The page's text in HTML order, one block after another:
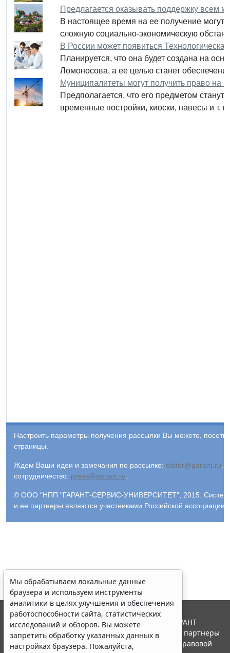
Предлагается оказывать поддержку всем
В настоящее время на ее получение могут
сложную социально-экономическую
В России может появиться
Планируется, что она будет создана на
Ломоносова, а ее целью станет
Муниципалитеты могут получить право на
Предполагается, что его предметом
временные постройки, киоски, навесы и т. п.
Настроить параметры получения рассылки Вы можете,
страницы.
Ждем Ваши идеи и замечания по рассылке: editor@garant.ru
сотрудничество: press@garant.ru
© ООО "НПП "ГАРАНТ-СЕРВИС-УНИВЕРСИТЕТ", 2015. Система
и ее партнеры являются участниками Российской
Мы обрабатываем локальные данные
браузера и используем инструменты
аналитики в целях улучшения и обеспечения
работоспособности сайта, статистических
исследований и обзоров. Вы можете
запретить обработку указанных данных в
настройках браузера. Пожалуйста,
© ООО "НПП "ГАРАНТ-СЕРВИС", 2026. Система ГАРАНТ
выпускается с 1990 года. Компания "Гарант" и ее партнеры
являются участниками Российской ассоциации правовой